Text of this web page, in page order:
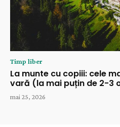
Timp liber
La munte cu copiii: cele
vară (la mai puțin de 2-3
mai 25, 2026